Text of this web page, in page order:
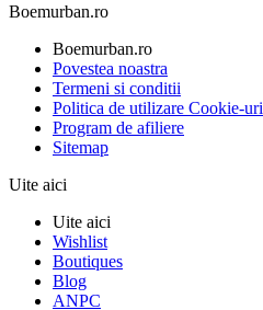
Boemurban.ro
Boemurban.ro
Povestea noastra
Termeni si conditii
Politica de utilizare Cookie-uri
Program de afiliere
Sitemap
Uite aici
Uite aici
Wishlist
Boutiques
Blog
ANPC